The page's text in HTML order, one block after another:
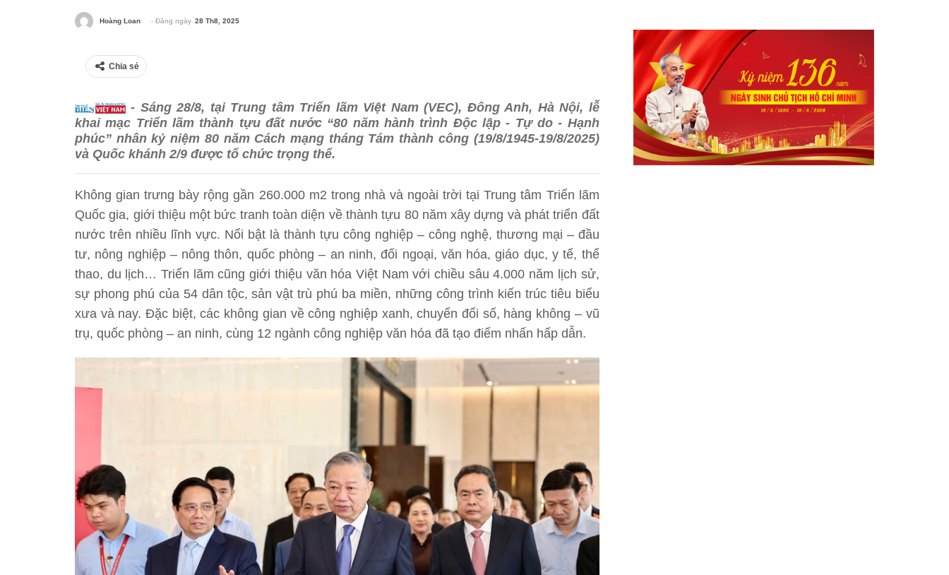
Hoàng Loan - Đăng ngày 28 Th8, 2025
Chia sẻ
- Sáng 28/8, tại Trung tâm Triển lãm Việt Nam (VEC), Đông Anh, Hà Nội, lễ
khai mạc Triển lãm thành tựu đất nước “80 năm hành trình Độc lập - Tự do - Hạnh
phúc” nhân kỷ niệm 80 năm Cách mạng tháng Tám thành công (19/8/1945-19/8/2025)
và Quốc khánh 2/9 được tổ chức trọng thể.
Không gian trưng bày rộng gần 260.000 m2 trong nhà và ngoài trời tại Trung tâm Triển lãm
Quốc gia, giới thiệu một bức tranh toàn diện về thành tựu 80 năm xây dựng và phát triển đất
nước trên nhiều lĩnh vực. Nổi bật là thành tựu công nghiệp – công nghệ, thương mại – đầu
tư, nông nghiệp – nông thôn, quốc phòng – an ninh, đối ngoại, văn hóa, giáo dục, y tế, thể
thao, du lịch… Triển lãm cũng giới thiệu văn hóa Việt Nam với chiều sâu 4.000 năm lịch sử,
sự phong phú của 54 dân tộc, sản vật trù phú ba miền, những công trình kiến trúc tiêu biểu
xưa và nay. Đặc biệt, các không gian về công nghiệp xanh, chuyển đổi số, hàng không – vũ
trụ, quốc phòng – an ninh, cùng 12 ngành công nghiệp văn hóa đã tạo điểm nhấn hấp dẫn.